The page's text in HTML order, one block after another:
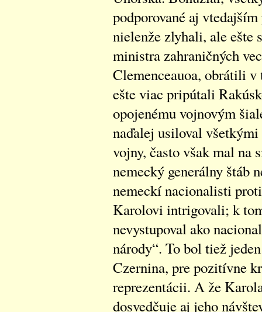
podporované aj
nielenže zlyhali, ale ešte
ministra zahraničných
Clemenceauoa, obrátili
ešte viac pripútali
opojenému vojnovým
naďalej usiloval
vojny, často však mal na
nemecký generálny štáb
nemeckí nacionalisti
Karolovi intrigovali; k
nevystupoval ako
národy“. To bol tiež
Czernina, pre pozitívne
reprezentácii. A že
dosvedčuje aj jeho